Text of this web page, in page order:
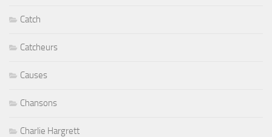
Catch
Catcheurs
Causes
Chansons
Charlie Hargrett